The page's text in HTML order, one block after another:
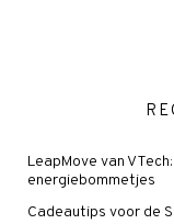
LeapMove van
energiebommetjes
Cadeautips voor de